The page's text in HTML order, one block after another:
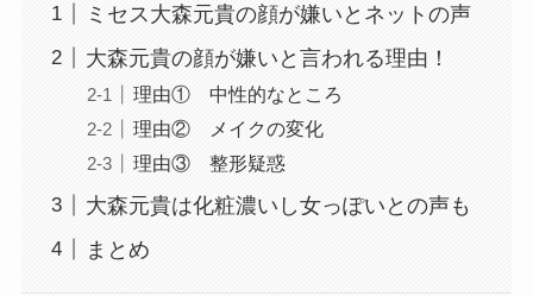
ミセス大森元貴の顔が嫌いとネットの声
大森元貴の顔が嫌いと言われる理由！
理由① 中性的なところ
理由② メイクの変化
理由③ 整形疑惑
大森元貴は化粧濃いし女っぽいとの声も
まとめ